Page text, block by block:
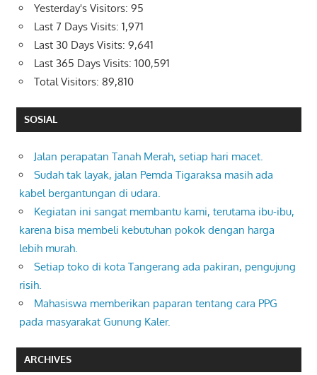
Yesterday's Visitors: 95
Last 7 Days Visits: 1,971
Last 30 Days Visits: 9,641
Last 365 Days Visits: 100,591
Total Visitors: 89,810
SOSIAL
Jalan perapatan Tanah Merah, setiap hari macet.
Sudah tak layak, jalan Pemda Tigaraksa masih ada
kabel bergantungan di udara.
Kegiatan ini sangat membantu kami, terutama ibu-ibu,
karena bisa membeli kebutuhan pokok dengan harga
lebih murah.
Setiap toko di kota Tangerang ada pakiran, pengujung
risih.
Mahasiswa memberikan paparan tentang cara PPG
pada masyarakat Gunung Kaler.
ARCHIVES